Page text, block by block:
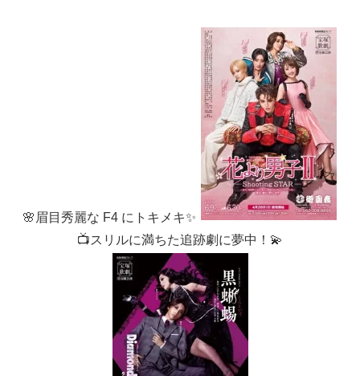
🌸眉目秀麗な F4 にトキメキ✨
📺スリルに満ちた追跡劇に夢中！💫